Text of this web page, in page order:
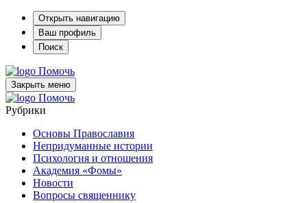
Открыть навигацию
Ваш профиль
Поиск
Помочь
Закрыть меню
Помочь
Рубрики
Основы Православия
Непридуманные истории
Психология и отношения
Академия «Фомы»
Новости
Вопросы священнику